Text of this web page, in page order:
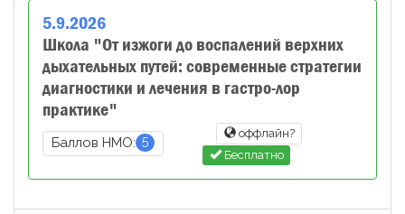
5.9.2026
Школа "От изжоги до воспалений верхних
дыхательных путей: современные стратегии
диагностики и лечения в гастро-лор
практике"
Баллов НМО: 5
оффлайн?
Бесплатно